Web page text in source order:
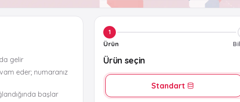
gelir
eder; numaranız
başlar
1
Ürün
Ürün seçin
Standart